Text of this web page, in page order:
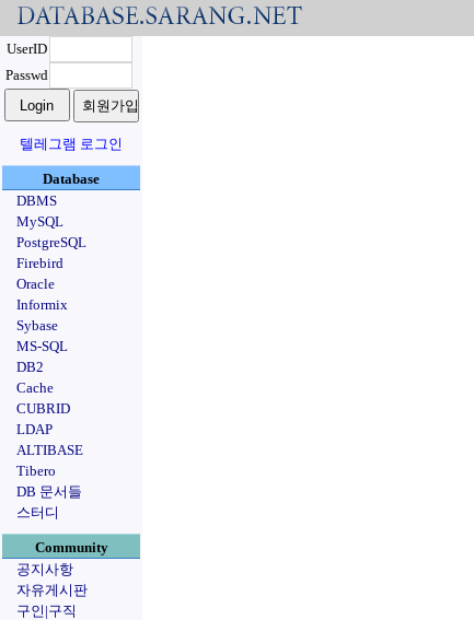
UserID
Passwd
텔레그램 로그인
Database
DBMS
MySQL
PostgreSQL
Firebird
Oracle
Informix
Sybase
MS-SQL
DB2
Cache
CUBRID
LDAP
ALTIBASE
Tibero
DB 문서들
스터디
Community
공지사항
자유게시판
구인|구직